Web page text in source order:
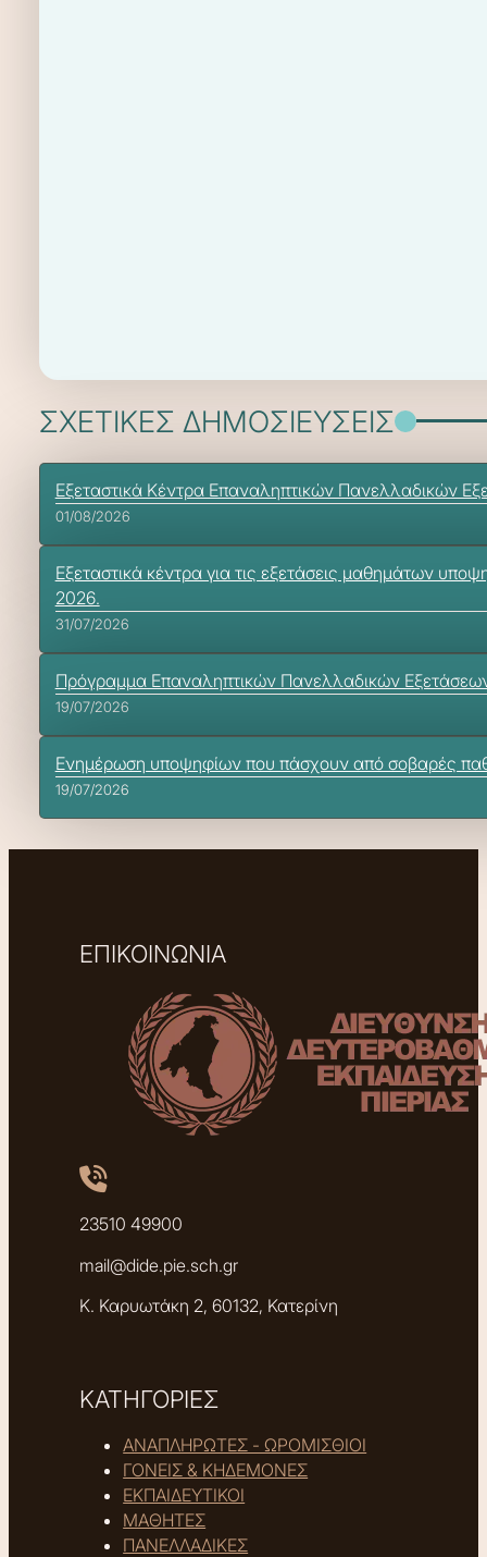
ΣΧΕΤΙΚΕΣ ΔΗΜΟΣΙΕΥΣΕΙΣ
Εξεταστικά Κέντρα Επαναληπτικών Πανελλαδικών
01/08/2026
Εξεταστικά κέντρα για τις εξετάσεις μαθημάτων
2026.
31/07/2026
Πρόγραμμα Επαναληπτικών Πανελλαδικών
19/07/2026
Ενημέρωση υποψηφίων που πάσχουν από σοβαρές
19/07/2026
ΕΠΙΚΟΙΝΩΝΙΑ
23510 49900
mail@dide.pie.sch.gr
Κ. Καρυωτάκη 2, 60132, Κατερίνη
ΚΑΤΗΓΟΡΙΕΣ
ΑΝΑΠΛΗΡΩΤΕΣ - ΩΡΟΜΙΣΘΙΟΙ
ΓΟΝΕΙΣ & ΚΗΔΕΜΟΝΕΣ
ΕΚΠΑΙΔΕΥΤΙΚΟΙ
ΜΑΘΗΤΕΣ
ΠΑΝΕΛΛΑΔΙΚΕΣ